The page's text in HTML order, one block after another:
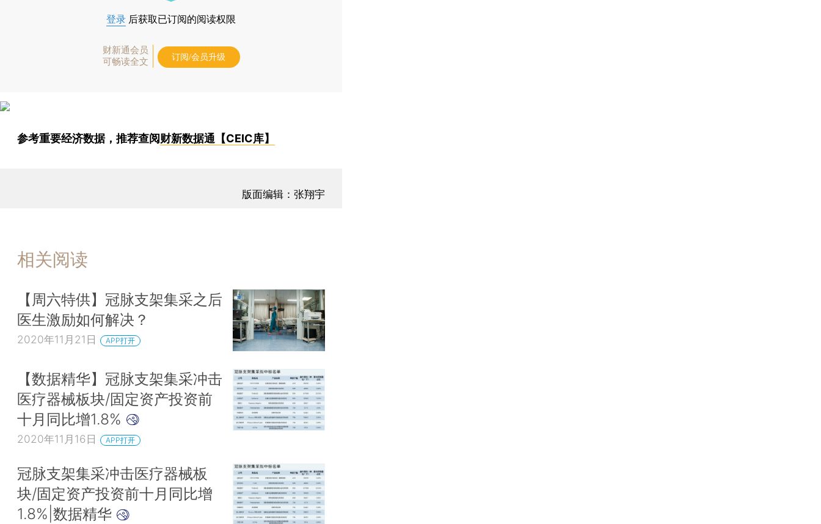
登录 后获取已订阅的阅读权限
财新通会员
可畅读全文
订阅/会员升级
参考重要经济数据，推荐查阅财新数据通【CEIC库】
版面编辑：张翔宇
相关阅读
【周六特供】冠脉支架集采之后
医生激励如何解决？
2020年11月21日 APP打开
【数据精华】冠脉支架集采冲击
医疗器械板块/固定资产投资前
十月同比增1.8%
2020年11月16日 APP打开
冠脉支架集采冲击医疗器械板
块/固定资产投资前十月同比增
1.8%|数据精华